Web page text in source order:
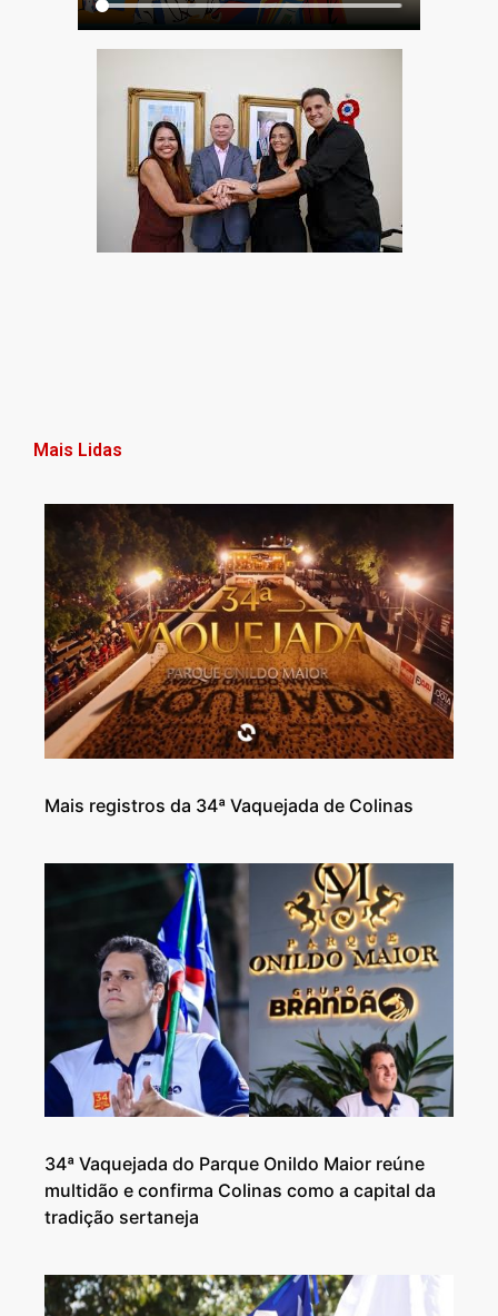
Mais Lidas
Mais registros da 34ª Vaquejada de Colinas
34ª Vaquejada do Parque Onildo Maior reúne
multidão e confirma Colinas como a capital da
tradição sertaneja